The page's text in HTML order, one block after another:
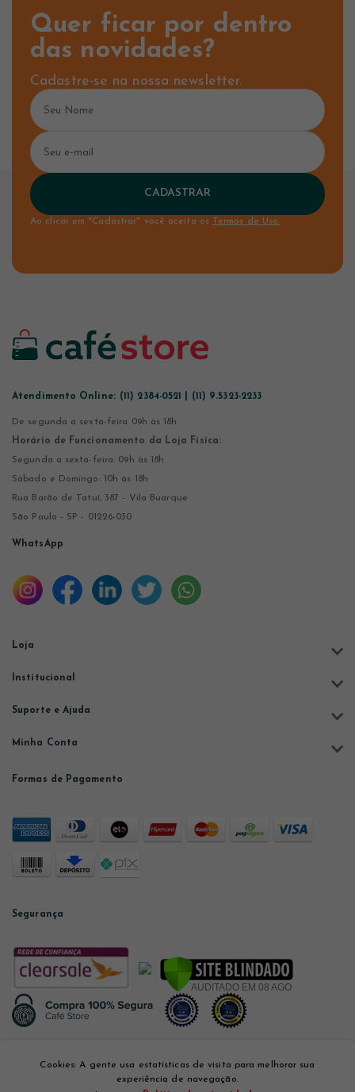
Quer ficar por dentro
das novidades?
Cadastre-se na nossa newsletter.
CADASTRAR
Ao clicar em "Cadastrar" você aceita os Termos de Uso.
Atendimento Online: (11) 2384-0521 | (11) 9.5323-2233
De segunda a sexta-feira 09h às 18h
Horário de Funcionamento da Loja Física:
Segunda a sexta-feira: 09h às 18h
Sábado e Domingo: 10h às 18h
Rua Barão de Tatuí, 387 - Vila Buarque
São Paulo - SP - 01226-030
WhatsApp
Loja
Institucional
Suporte e Ajuda
Minha Conta
Formas de Pagamento
Segurança
Cookies: A gente usa estatísticas de visita para melhorar sua
experiência de navegação.